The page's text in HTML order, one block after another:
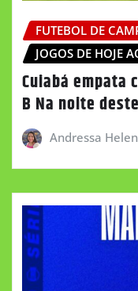
FUTEBOL DE
JOGOS DE HOJE
Cuiabá empata
B Na noite
Andressa